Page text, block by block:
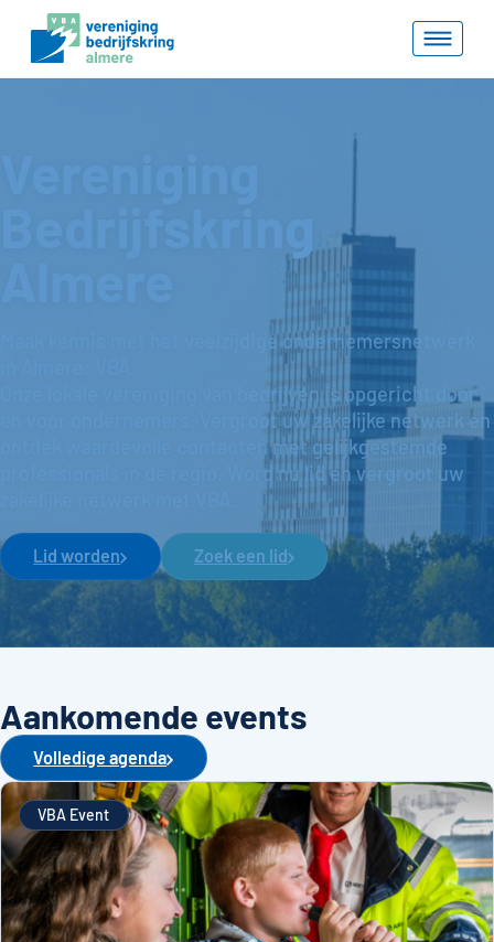
Maak kennis met het veelzijdige ondernemersnetwerk
Onze lokale vereniging van bedrijven is opgericht door
en voor ondernemers. Vergroot uw zakelijke netwerk en
ontdek waardevolle contacten met gelijkgestemde
professionals in de regio. Word nu lid en vergroot uw
Lid worden Zoek een lid
Aankomende events
Volledige agenda
VBA Event